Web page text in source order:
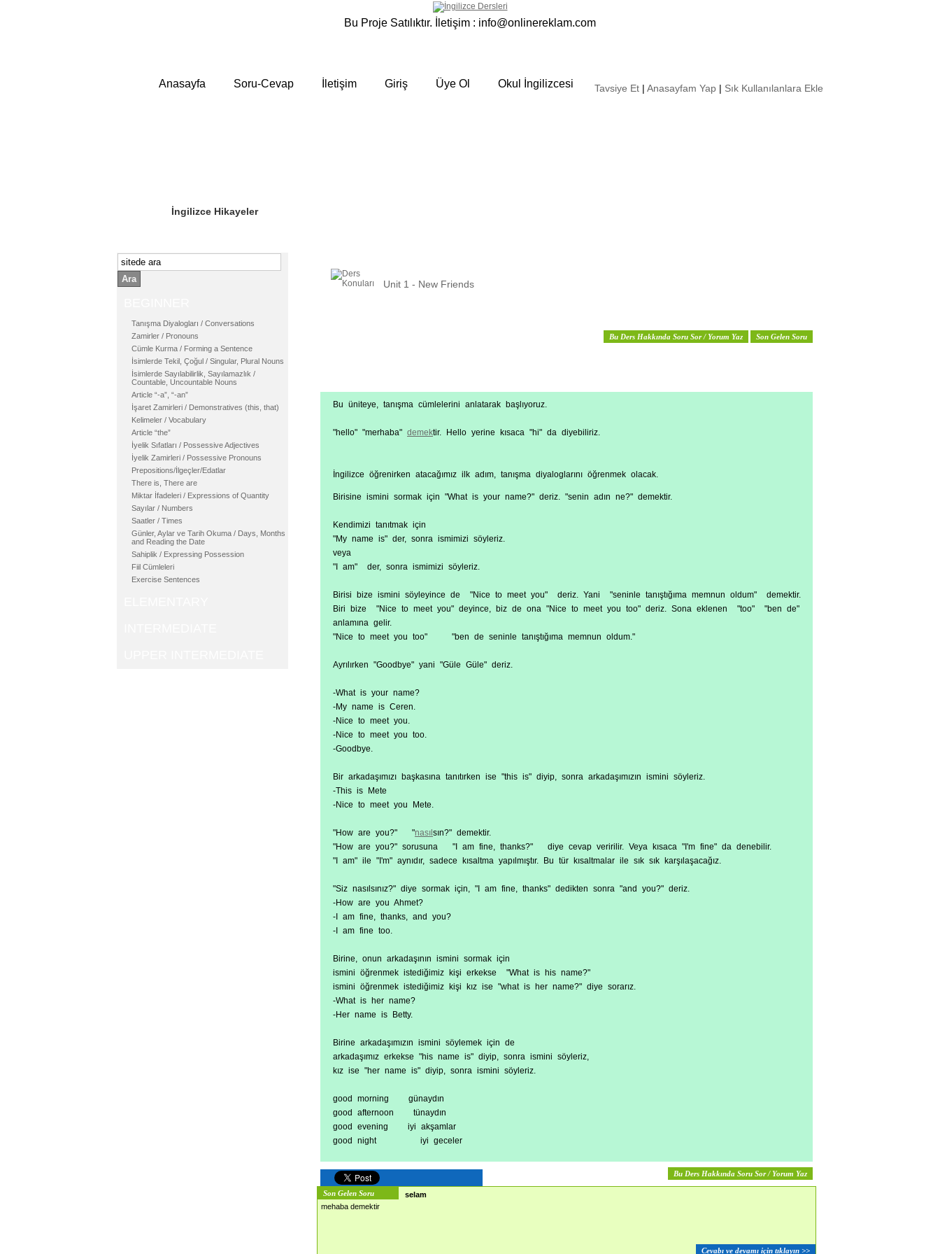
Bu Proje Satılıktır. İletişim : info@onlinereklam.com
Anasayfa Soru-Cevap İletişim Giriş Üye Ol Okul İngilizcesi Tavsiye Et | Anasayfam Yap | Sık Kullanılanlara Ekle
İngilizce Hikayeler
Ara
Tanışma Diyalogları / Conversations
Zamirler / Pronouns
Cümle Kurma / Forming a Sentence
İsimlerde Tekil, Çoğul / Singular, Plural Nouns
İsimlerde Sayılabilirlik, Sayılamazlık /
Countable, Uncountable Nouns
Article “-a”, “-an”
İşaret Zamirleri / Demonstratives (this, that)
Kelimeler / Vocabulary
Article “the”
İyelik Sıfatları / Possessive Adjectives
İyelik Zamirleri / Possessive Pronouns
Prepositions/İlgeçler/Edatlar
There is, There are
Miktar İfadeleri / Expressions of Quantity
Sayılar / Numbers
Saatler / Times
Günler, Aylar ve Tarih Okuma / Days, Months
and Reading the Date
Sahiplik / Expressing Possession
Fiil Cümleleri
Exercise Sentences
Unit 1 - New Friends
Bu Ders Hakkında Soru Sor / Yorum Yaz Son Gelen Soru
Bu üniteye, tanışma cümlelerini anlatarak başlıyoruz.
"hello" "merhaba" demektir. Hello yerine kısaca "hi" da diyebiliriz.
İngilizce öğrenirken atacağımız ilk adım, tanışma diyaloglarını öğrenmek olacak.
Birisine ismini sormak için "What is your name?" deriz. "senin adın ne?" demektir.
Kendimizi tanıtmak için
"My name is" der, sonra ismimizi söyleriz.
veya
"I am" der, sonra ismimizi söyleriz.
Birisi bize ismini söyleyince de "Nice to meet you" deriz. Yani "seninle tanıştığıma memnun oldum" demektir.
Biri bize "Nice to meet you" deyince, biz de ona "Nice to meet you too" deriz. Sona eklenen "too" "ben de"
anlamına gelir.
"Nice to meet you too" "ben de seninle tanıştığıma memnun oldum."
Ayrılırken "Goodbye" yani "Güle Güle" deriz.
-What is your name?
-My name is Ceren.
-Nice to meet you.
-Nice to meet you too.
-Goodbye.
Bir arkadaşımızı başkasına tanıtırken ise "this is" diyip, sonra arkadaşımızın ismini söyleriz.
-This is Mete
-Nice to meet you Mete.
"How are you?" "nasıl sın?" demektir.
"How are you?" sorusuna "I am fine, thanks?" diye cevap veririlir. Veya kısaca "I'm fine" da denebilir.
"I am" ile "I'm" aynıdır, sadece kısaltma yapılmıştır. Bu tür kısaltmalar ile sık sık karşılaşacağız.
"Siz nasılsınız?" diye sormak için, "I am fine, thanks" dedikten sonra "and you?" deriz.
-How are you Ahmet?
-I am fine, thanks, and you?
-I am fine too.
Birine, onun arkadaşının ismini sormak için
ismini öğrenmek istediğimiz kişi erkekse "What is his name?"
ismini öğrenmek istediğimiz kişi kız ise "what is her name?" diye sorarız.
-What is her name?
-Her name is Betty.
Birine arkadaşımızın ismini söylemek için de
arkadaşımız erkekse "his name is" diyip, sonra ismini söyleriz,
kız ise "her name is" diyip, sonra ismini söyleriz.
good morning günaydın
good afternoon tünaydın
good evening iyi akşamlar
good night iyi geceler
Bu Ders Hakkında Soru Sor / Yorum Yaz
Son Gelen Soru
selam
mehaba demektir
Cevabı ve devamı için tıklayın >>